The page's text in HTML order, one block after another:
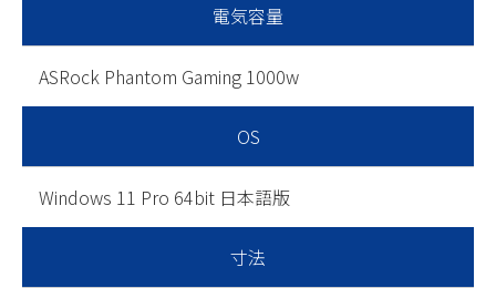
電気容量
ASRock Phantom Gaming 1000w
OS
Windows 11 Pro 64bit 日本語版
寸法